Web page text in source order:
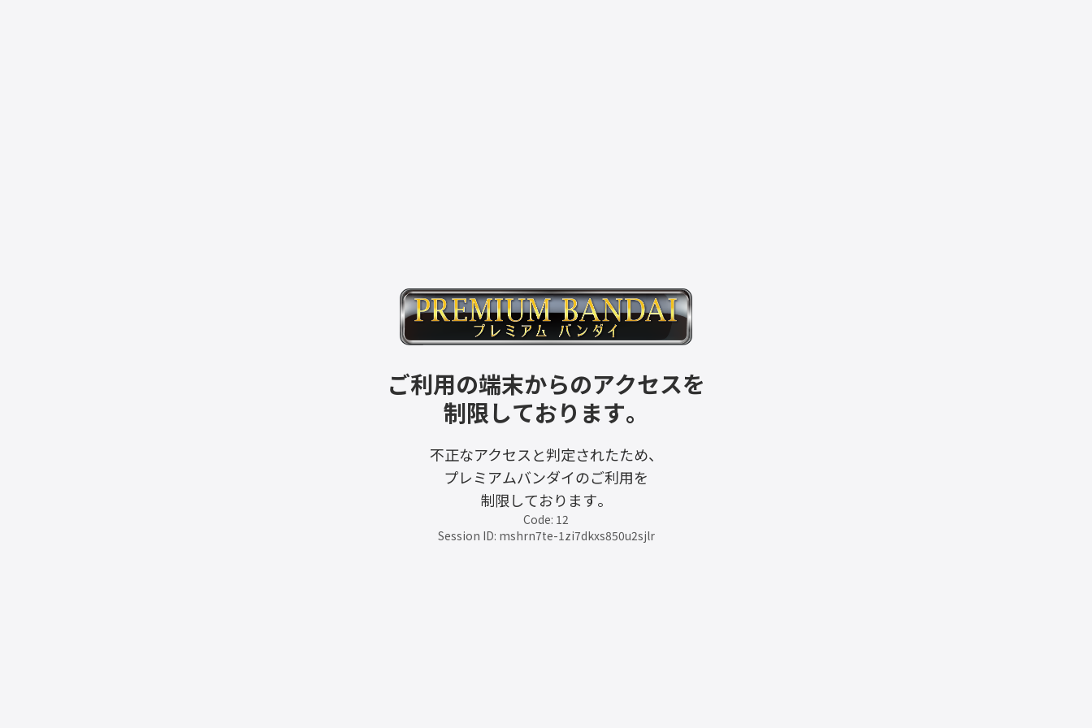
ご利用の端末からのアクセスを
制限しております。
不正なアクセスと判定されたため、
プレミアムバンダイのご利用を
制限しております。
Code: 12
Session ID: mshrn7te-1zi7dkxs850u2sjlr